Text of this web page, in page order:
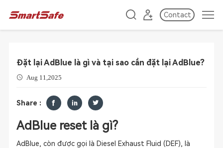
Contact
Đặt lại AdBlue là gì và tại sao cần đặt lại AdBlue?
Aug 11,2025
Share :
AdBlue reset là gì?
AdBlue, còn được gọi là Diesel Exhaust Fluid (DEF), là